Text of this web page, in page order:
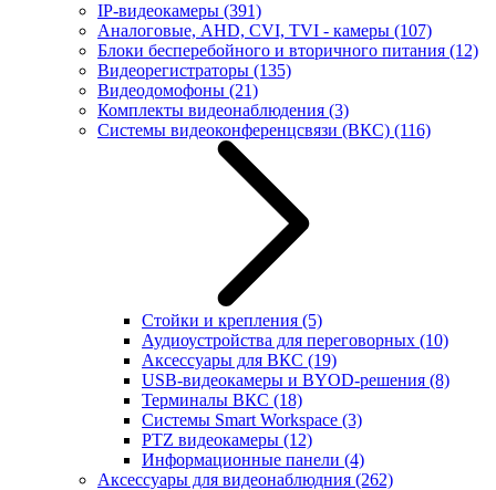
IP-видеокамеры (391)
Аналоговые, AHD, CVI, TVI - камеры (107)
Блоки бесперебойного и вторичного питания (12)
Видеорегистраторы (135)
Видеодомофоны (21)
Комплекты видеонаблюдения (3)
Системы видеоконференцсвязи (ВКС) (116)
Стойки и крепления (5)
Аудиоустройства для переговорных (10)
Аксессуары для ВКС (19)
USB-видеокамеры и BYOD-решения (8)
Терминалы ВКС (18)
Системы Smart Workspace (3)
PTZ видеокамеры (12)
Информационные панели (4)
Аксессуары для видеонаблюдния (262)